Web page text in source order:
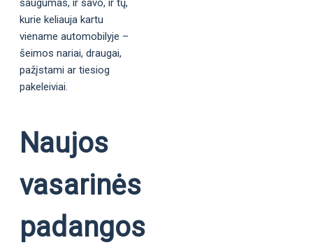
saugumas, ir savo, ir tų,
kurie keliauja kartu
viename automobilyje –
šeimos nariai, draugai,
pažįstami ar tiesiog
pakeleiviai.
Naujos
vasarinės
padangos